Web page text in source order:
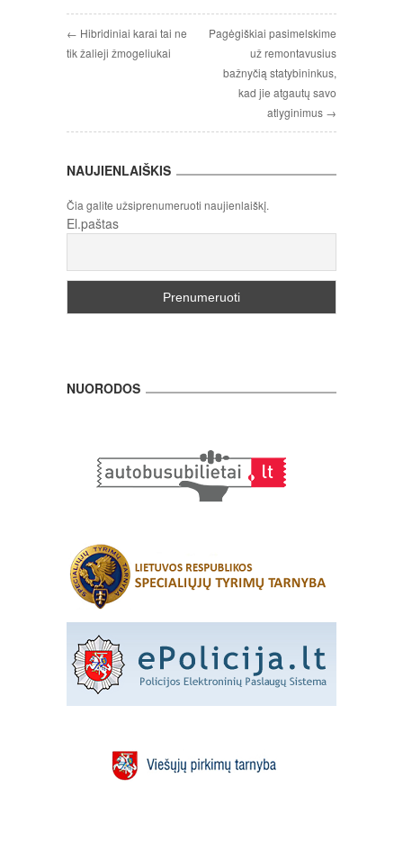
← Hibridiniai karai tai ne
tik žalieji žmogeliukai
Pagėgiškiai pasimelskime
už remontavusius
bažnyčią statybininkus,
kad jie atgautų savo
atlyginimus →
NAUJIENLAIŠKIS
Čia galite užsiprenumeruoti naujienlaiškį.
El.paštas
NUORODOS